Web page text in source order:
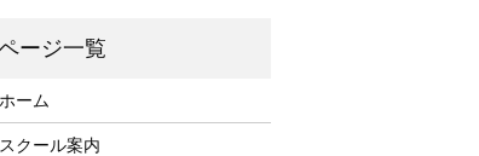
ホーム
スクール案内